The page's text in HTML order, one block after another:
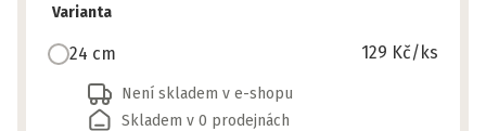
Varianta
24 cm 129 Kč/ks
Není skladem v e-shopu
Skladem v 0 prodejnách